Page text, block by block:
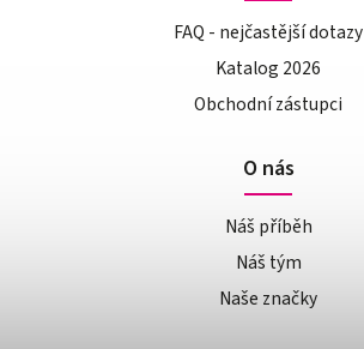
FAQ - nejčastější dotazy
Katalog 2026
Obchodní zástupci
O nás
Náš příběh
Náš tým
Naše značky